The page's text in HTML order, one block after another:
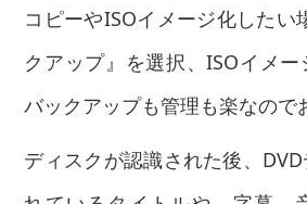
コピーやISOイメージ化したい
クアップ』を選択、ISOイメ
バックアップも管理も楽なので
ディスクが認識された後、